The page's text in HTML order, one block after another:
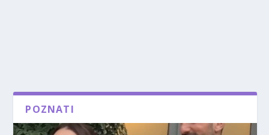
POZNATI